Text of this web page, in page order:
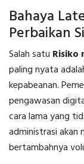
Bahaya
Perbaikan
Salah satu Risiko
paling nyata
kepabeanan.
pengawasan
cara lama yang
administrasi akan
bertambahnya